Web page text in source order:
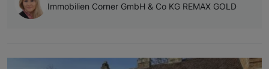
Immobilien Corner GmbH & Co KG REMAX GOLD